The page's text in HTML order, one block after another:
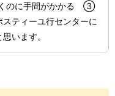
のに手間がかかる ③
ティーユ行センターに
います。